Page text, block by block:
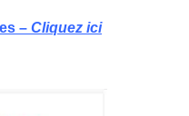
– Cliquez ici